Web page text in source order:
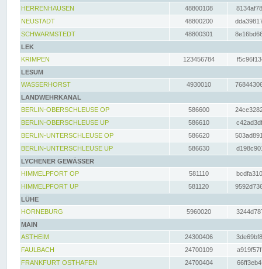
HERRENHAUSEN
48800108
NEUSTADT
48800200
SCHWARMSTEDT
48800301
LEK
KRIMPEN
123456784
LESUM
WASSERHORST
4930010
LANDWEHRKANAL
BERLIN-OBERSCHLEUSE OP
586600
BERLIN-OBERSCHLEUSE UP
586610
BERLIN-UNTERSCHLEUSE OP
586620
BERLIN-UNTERSCHLEUSE UP
586630
LYCHENER GEWÄSSER
HIMMELPFORT OP
581110
HIMMELPFORT UP
581120
LÜHE
HORNEBURG
5960020
MAIN
ASTHEIM
24300406
FAULBACH
24700109
FRANKFURT OSTHAFEN
24700404